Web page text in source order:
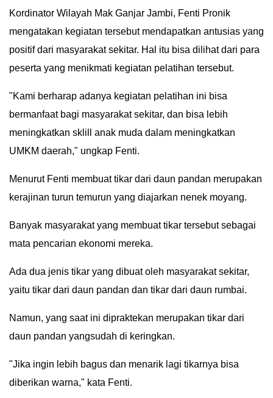
IN
DEPTH
OPINI
INFOGRAFIS
ADVERTORIAL
Kordinator Wilayah Mak Ganjar Jambi, Fenti Pronik
mengatakan kegiatan tersebut mendapatkan antusias yang
positif dari masyarakat sekitar. Hal itu bisa dilihat dari para
peserta yang menikmati kegiatan pelatihan tersebut.
"Kami berharap adanya kegiatan pelatihan ini bisa
bermanfaat bagi masyarakat sekitar, dan bisa lebih
meningkatkan sklill anak muda dalam meningkatkan
UMKM daerah," ungkap Fenti.
Menurut Fenti membuat tikar dari daun pandan merupakan
kerajinan turun temurun yang diajarkan nenek moyang.
Banyak masyarakat yang membuat tikar tersebut sebagai
mata pencarian ekonomi mereka.
Ada dua jenis tikar yang dibuat oleh masyarakat sekitar,
yaitu tikar dari daun pandan dan tikar dari daun rumbai.
Namun, yang saat ini dipraktekan merupakan tikar dari
daun pandan yangsudah di keringkan.
"Jika ingin lebih bagus dan menarik lagi tikarnya bisa
diberikan warna," kata Fenti.